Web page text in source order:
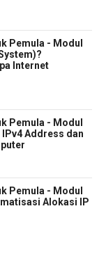
Pemula - Modul
Internet
Pemula - Modul
Address dan
Pemula - Modul
Alokasi IP